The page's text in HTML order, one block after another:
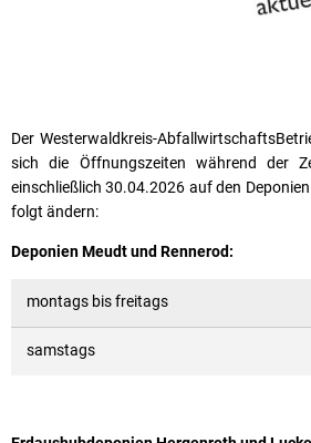
Der Westerwaldkreis-
sich die Öffnungs­zeiten während der
einschließlich 30.04.2026 auf den
folgt ändern:
Deponien Meudt und Rennerod:
montags bis freitags
samstags